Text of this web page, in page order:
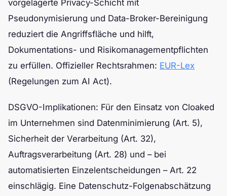
vorgelagerte Privacy-Schicht mit
Pseudonymisierung und Data-Broker-Bereinigung
reduziert die Angriffsfläche und hilft,
Dokumentations- und Risikomanagementpflichten
zu erfüllen. Offizieller Rechtsrahmen: EUR-Lex
(Regelungen zum AI Act).
DSGVO-Implikationen: Für den Einsatz von Cloaked
im Unternehmen sind Datenminimierung (Art. 5),
Sicherheit der Verarbeitung (Art. 32),
Auftragsverarbeitung (Art. 28) und – bei
automatisierten Einzelentscheidungen – Art. 22
einschlägig. Eine Datenschutz-Folgenabschätzung